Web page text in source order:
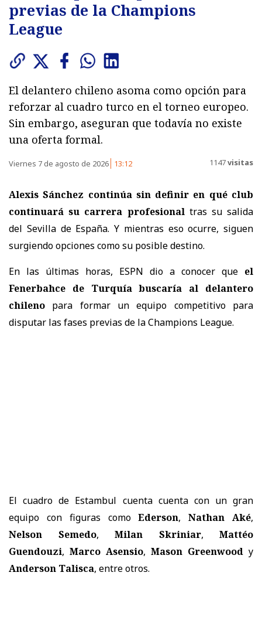
previas de la Champions
League
El delantero chileno asoma como opción para
reforzar al cuadro turco en el torneo europeo.
Sin embargo, aseguran que todavía no existe
una oferta formal.
Viernes 7 de agosto de 2026 13:12 1147visitas
Alexis Sánchez continúa sin definir en qué club
continuará su carrera profesionaltras su salida
del Sevilla de España. Y mientras eso ocurre, siguen
surgiendo opciones como su posible destino.
En las últimas horas, ESPN dio a conocer que el
Fenerbahce de Turquía buscaría al delantero
chileno para formar un equipo competitivo para
disputar las fases previas de la Champions League.
El cuadro de Estambul cuenta cuenta con un gran
equipo con figuras comoEderson,Nathan Aké,
Nelson Semedo, Milan Skriniar, Mattéo
Guendouzi, Marco Asensio, Mason Greenwood y
Anderson Talisca, entre otros.